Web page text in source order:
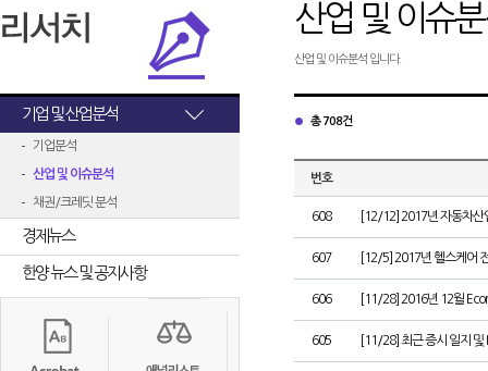
기업 및 산업분석
기업분석
산업 및 이슈분석
채권/크레딧 분석
경제뉴스
한양 뉴스 및 공지사항
산업 및 이슈
산업 및 이슈분석 입니다.
총 708건
번호
608 [12/12] 2017년 자동차산
607 [12/5] 2017년 헬스케어
606 [11/28] 2016년 12월
605 [11/28] 최근 증시 일지 및